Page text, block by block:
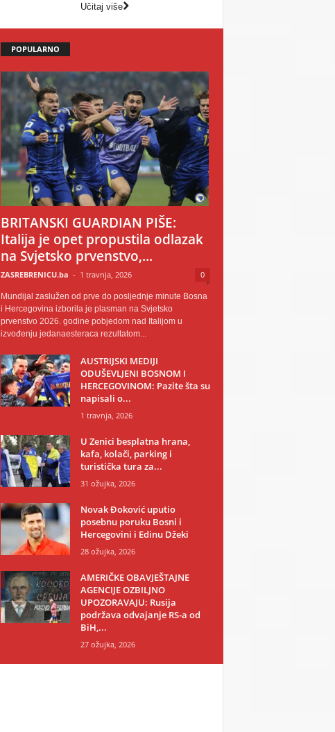
Učitaj više
POPULARNO
BRITANSKI GUARDIAN PIŠE:
Italija je opet propustila odlazak
na Svjetsko prvenstvo,...
ZASREBRENICU.ba - 1 travnja, 2026 0
Mundijal zaslužen od prve do posljednje minute Bosna
i Hercegovina izborila je plasman na Svjetsko
prvenstvo 2026. godine pobjedom nad Italijom u
izvođenju jedanaesteraca rezultatom...
AUSTRIJSKI MEDIJI
ODUŠEVLJENI BOSNOM I
HERCEGOVINOM: Pazite šta su
napisali o...
1 travnja, 2026
U Zenici besplatna hrana,
kafa, kolači, parking i
turistička tura za...
31 ožujka, 2026
Novak Đoković uputio
posebnu poruku Bosni i
Hercegovini i Edinu Džeki
28 ožujka, 2026
AMERIČKE OBAVJEŠTAJNE
AGENCIJE OZBILJNO
UPOZORAVAJU: Rusija
podržava odvajanje RS-a od
BiH,...
27 ožujka, 2026